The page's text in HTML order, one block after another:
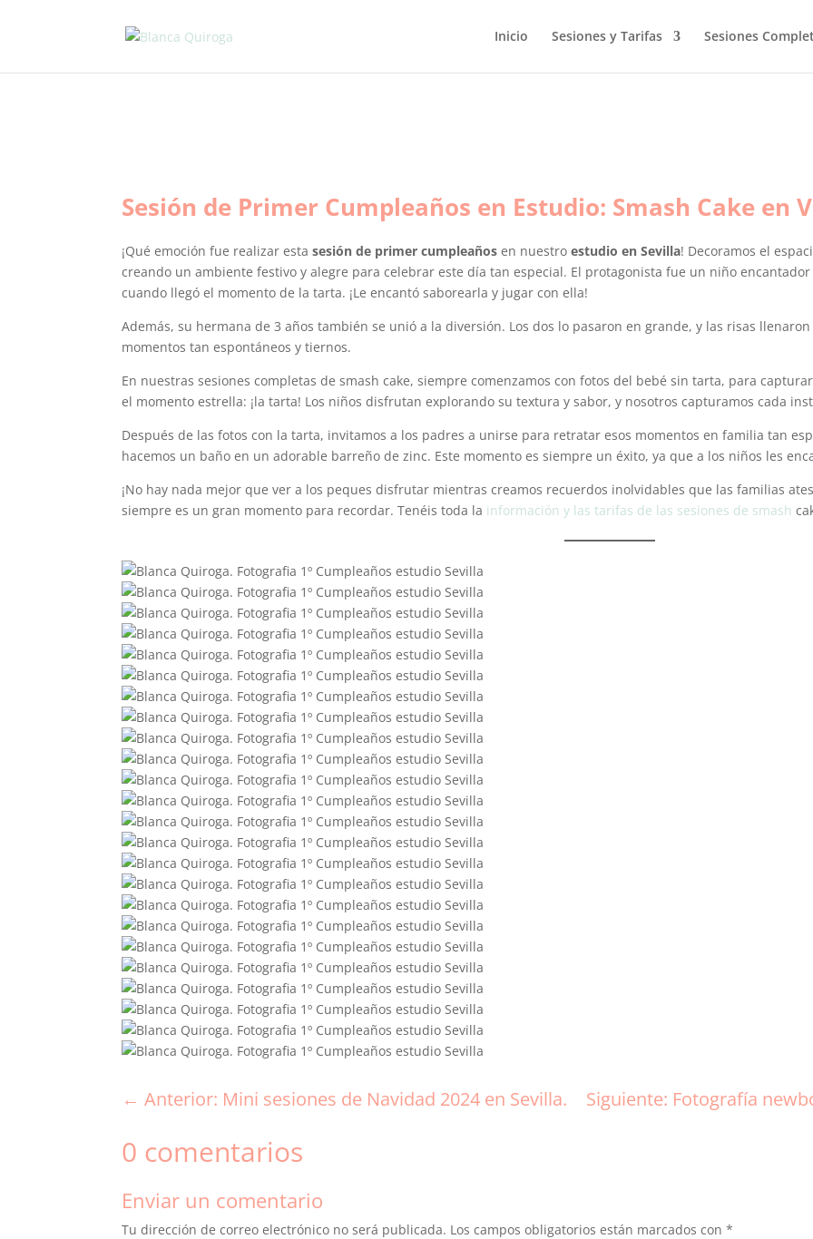
Inicio Sesiones y Tarifas Sesiones
Sesión de Primer Cumpleaños en Estudio: Smash Cake en
¡Qué emoción fue realizar estasesión de primer cumpleaños en nuestroestudio en Sevilla! Decoramos el
creando un ambiente festivo y alegre para celebrar este día tan especial. El protagonista fue un niño
cuando llegó el momento de la tarta. ¡Le encantó saborearla y jugar con ella!
Además, su hermana de 3 años también se unió a la diversión. Los dos lo pasaron en grande, y las risas
momentos tan espontáneos y tiernos.
En nuestras sesiones completas de smash cake, siempre comenzamos con fotos del bebé sin tarta, para
el momento estrella: ¡la tarta! Los niños disfrutan explorando su textura y sabor, y nosotros capturamos cada
Después de las fotos con la tarta, invitamos a los padres a unirse para retratar esos momentos en familia tan
hacemos un baño en un adorable barreño de zinc. Este momento es siempre un éxito, ya que a los niños les
¡No hay nada mejor que ver a los peques disfrutar mientras creamos recuerdos inolvidables que las familias
siempre es un gran momento para recordar. Tenéis toda la información y las tarifas de las sesiones de smash
←Anterior: Mini sesiones de Navidad 2024 en Sevilla. Siguiente: Fotografía
0 comentarios
Enviar un comentario
Tu dirección de correo electrónico no será publicada. Los campos obligatorios están marcados con*